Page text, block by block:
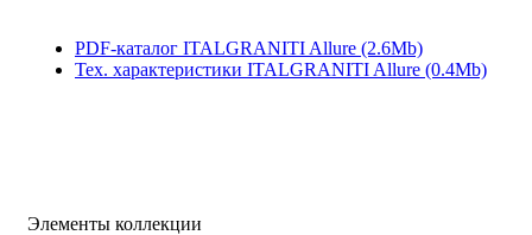
PDF-каталог ITALGRANITI Allure (2.6Mb)
Тех. характеристики ITALGRANITI Allure (0.4Mb)
Элементы коллекции